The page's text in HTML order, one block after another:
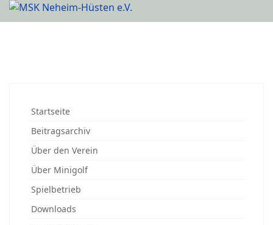
Startseite
Beitragsarchiv
Über den Verein
Über Minigolf
Spielbetrieb
Downloads